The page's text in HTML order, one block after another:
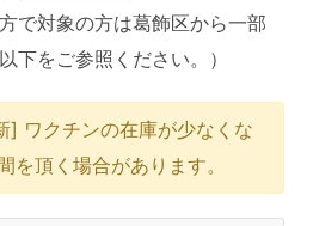
で対象の方は葛飾区から一部
下をご参照ください。）
] ワクチンの在庫が少なくな
を頂く場合があります。